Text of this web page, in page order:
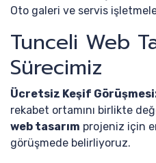
Oto galeri ve servis
Tunceli Web
Sürecimiz
Ücretsiz Keşif
rekabet ortamını birlikte
web tasarım projeniz için
görüşmede belirliyoruz.